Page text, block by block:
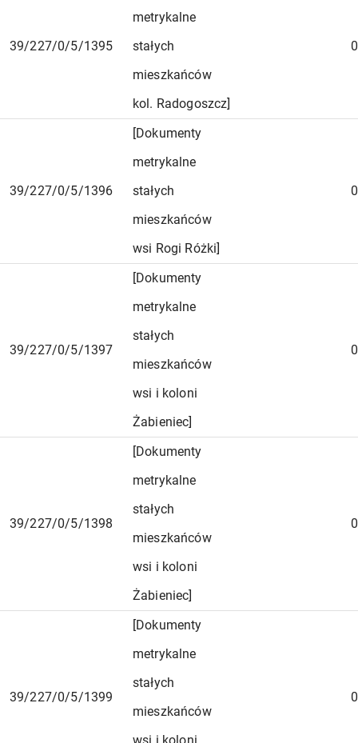
39/227/0/5/1395
metrykalne
stałych
mieszkańców
kol. Radogoszcz]
0
39/227/0/5/1396
[Dokumenty
metrykalne
stałych
mieszkańców
wsi Rogi Różki]
0
39/227/0/5/1397
[Dokumenty
metrykalne
stałych
mieszkańców
wsi i koloni
Żabieniec]
0
39/227/0/5/1398
[Dokumenty
metrykalne
stałych
mieszkańców
wsi i koloni
Żabieniec]
0
39/227/0/5/1399
[Dokumenty
metrykalne
stałych
mieszkańców
0